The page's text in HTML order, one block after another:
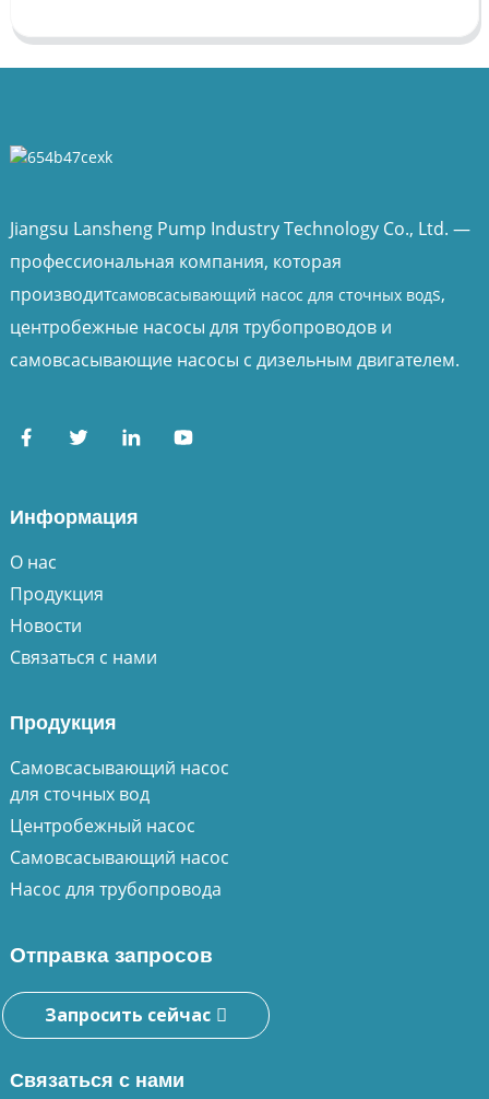
Jiangsu Lansheng Pump Industry Technology Co., Ltd. —
профессиональная компания, которая
производитсамовсасывающий насос для сточных водs,
центробежные насосы для трубопроводов и
самовсасывающие насосы с дизельным двигателем.
Информация
О нас
Продукция
Новости
Связаться с нами
Продукция
Самовсасывающий насос
для сточных вод
Центробежный насос
Самовсасывающий насос
Насос для трубопровода
Отправка запросов
Запросить сейчас
Связаться с нами